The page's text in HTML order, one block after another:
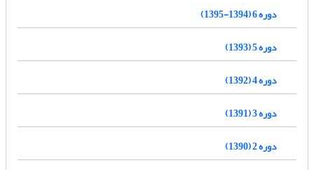
دوره 6 (1394-1395)
دوره 5 (1393)
دوره 4 (1392)
دوره 3 (1391)
دوره 2 (1390)